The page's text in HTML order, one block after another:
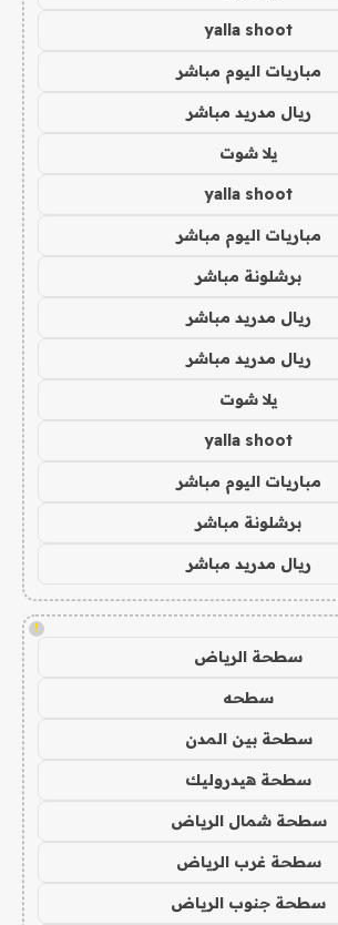
yalla shoot
مباريات اليوم مباشر
ريال مدريد مباشر
يلا شوت
yalla shoot
مباريات اليوم مباشر
برشلونة مباشر
ريال مدريد مباشر
ريال مدريد مباشر
يلا شوت
yalla shoot
مباريات اليوم مباشر
برشلونة مباشر
ريال مدريد مباشر
!
سطحة الرياض
سطحه
سطحة بين المدن
سطحة هيدروليك
سطحة شمال الرياض
سطحة غرب الرياض
سطحة جنوب الرياض